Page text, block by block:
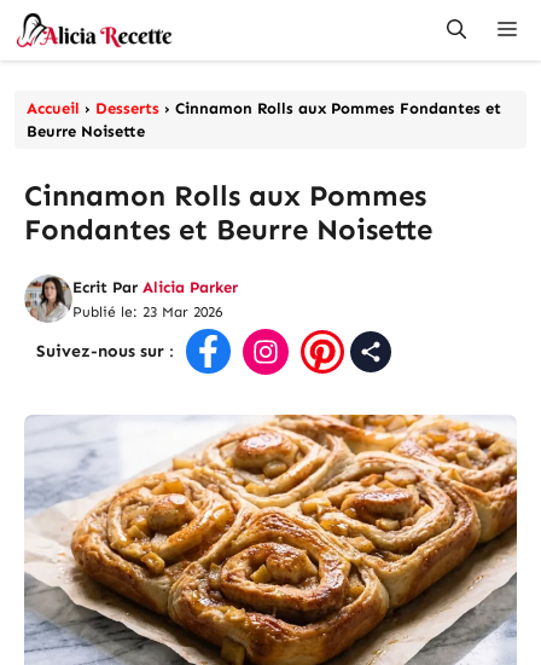
Aller
au
Accueil › Desserts › Cinnamon Rolls aux Pommes Fondantes et
Beurre Noisette
Cinnamon Rolls aux Pommes
Fondantes et Beurre Noisette
Ecrit Par Alicia Parker
Publié le: 23 Mar 2026
Suivez-nous sur :